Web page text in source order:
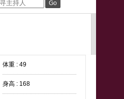
体重 : 49
身高 : 168